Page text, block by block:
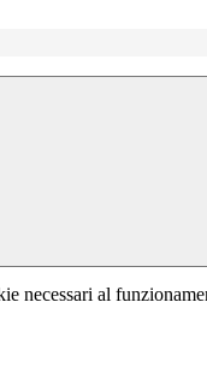
necessari al